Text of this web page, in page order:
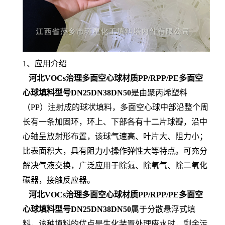
1、应用介绍
河北VOCs治理多面空心球材质PP/RPP/PE多面空
心球填料型号DN25DN38DN50是由聚丙烯塑料
（PP）注射成的球状填料，多面空心球中部沿整个周
长有一条加固环，环上、下部各有十二片球瓣，沿中
心轴呈放射形布置，该球气速高、叶片大、阻力小；
比表面积大，具有阻力小操作弹性大等特点。可充分
解决气液交换，广泛应用于除氟、除氧气、除二氧化
碳器，接触反应器。
河北VOCs治理多面空心球材质PP/RPP/PE多面空
心球填料型号DN25DN38DN50属于分散悬浮式填